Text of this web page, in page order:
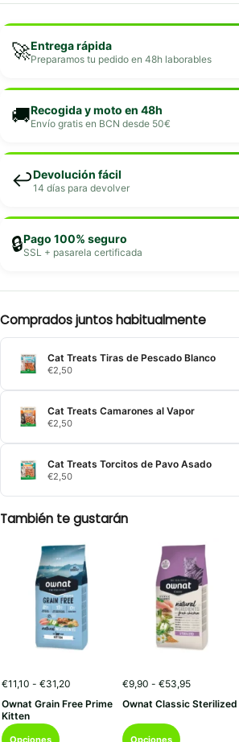
🚀Entrega rápida
Preparamos tu pedido en 48h laborables
🚚Recogida y moto en 48h
Envío gratis en BCN desde 50€
↩️Devolución fácil
14 días para devolver
🔒Pago 100% seguro
SSL + pasarela certificada
Comprados juntos habitualmente
Cat Treats Tiras de Pescado Blanco
€2,50
Cat Treats Camarones al Vapor
€2,50
Cat Treats Torcitos de Pavo Asado
€2,50
También te gustarán
€11,10 - €31,20
precios:
Ownat Grain Free Prime
Kitten
Opciones
Este
€9,90 - €53,95Rango
precios:
Ownat Classic Sterilized
Opciones
Este